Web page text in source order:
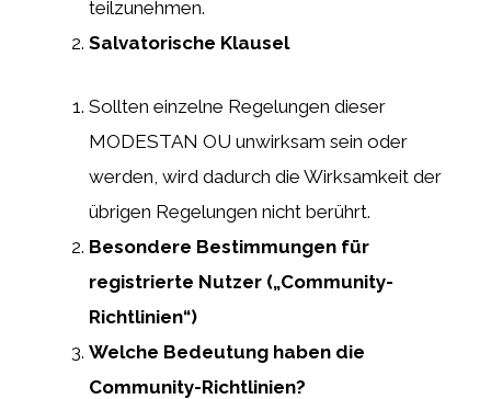
teilzunehmen.
Salvatorische Klausel
Sollten einzelne Regelungen dieser
MODESTAN OU unwirksam sein oder
werden, wird dadurch die Wirksamkeit der
übrigen Regelungen nicht berührt.
Besondere Bestimmungen für
registrierte Nutzer („Community-
Richtlinien“)
Welche Bedeutung haben die
Community-Richtlinien?